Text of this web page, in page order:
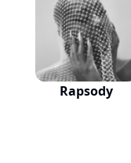
Rapsody